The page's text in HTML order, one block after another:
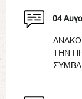
04
ΤΗΝ